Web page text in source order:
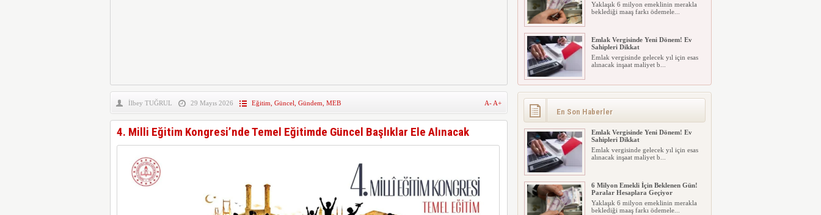
İlbey TUĞRUL 29 Mayıs 2026 Eğitim Güncel Gündem MEB A- A+
4. Milli Eğitim Kongresi’nde Temel Eğitimde Güncel Başlıklar Ele Alınacak
Yaklaşık 6 milyon emeklinin merakla
beklediği maaş farkı ödemele...
Emlak Vergisinde Yeni Dönem! Ev
Sahipleri Dikkat
Emlak vergisinde gelecek yıl için esas
alınacak inşaat maliyet b...
En Son Haberler
Emlak Vergisinde Yeni Dönem! Ev
Sahipleri Dikkat
Emlak vergisinde gelecek yıl için esas
alınacak inşaat maliyet b...
6 Milyon Emekli İçin Beklenen Gün!
Paralar Hesaplara Geçiyor
Yaklaşık 6 milyon emeklinin merakla
beklediği maaş farkı ödemele...